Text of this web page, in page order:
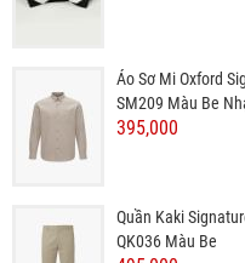
Áo Sơ Mi Oxford
SM209 Màu Be
395,000
Quần Kaki
QK036 Màu Be